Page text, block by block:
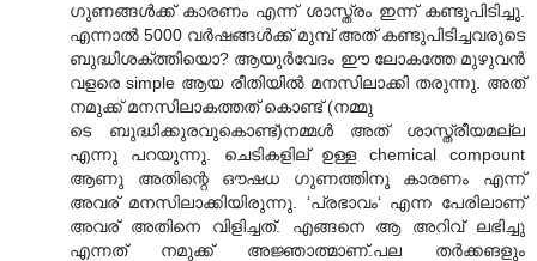
ഗുണങ്ങൾക്ക് കാരണം എന്ന് ശാസ്ത്രം ഇന്ന് കണ്ടുപിടിച്ചു.
എന്നാൽ 5000 വർഷങ്ങൾക്ക് മുമ്പ് അത് കണ്ടുപിടിച്ചവരുടെ
ബുദ്ധിശക്ത്തിയൊ? ആയുർവേദം ഈ ലോകത്തേ മുഴുവൻ
വളരെ simple ആയ രീതിയിൽ മനസിലാക്കി തരുന്നു. അത്
നമുക്ക് മനസിലാകത്തത് കൊണ്ട് (നമ്മു
ടെ ബുദ്ധിക്കുരവുകൊണ്ട്)നമ്മൾ അത് ശാസ്ത്രീയമല്ല
എന്നു പറയുന്നു. ചെടികളില് ഉള്ള chemical compount
ആണു അതിന്റെ ഔഷധ ഗുണത്തിനു കാരണം എന്ന്
അവര് മനസിലാക്കിയിരുന്നു. ‘പ്രഭാവം‘ എന്ന പേരിലാണ്
അവര് അതിനെ വിളിച്ചത്. എങ്ങനെ ആ അറിവ് ലഭിച്ചു
എന്നത് നമുക്ക് അജ്ഞാത്മാണ്.പല തർക്കങളും